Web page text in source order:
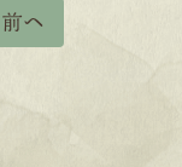
前へ